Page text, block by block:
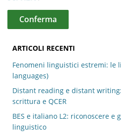
ARTICOLI RECENTI
Fenomeni linguistici estremi: le
languages)
Distant reading e distant
scrittura e QCER
BES e italiano L2: riconoscere e
linguistico